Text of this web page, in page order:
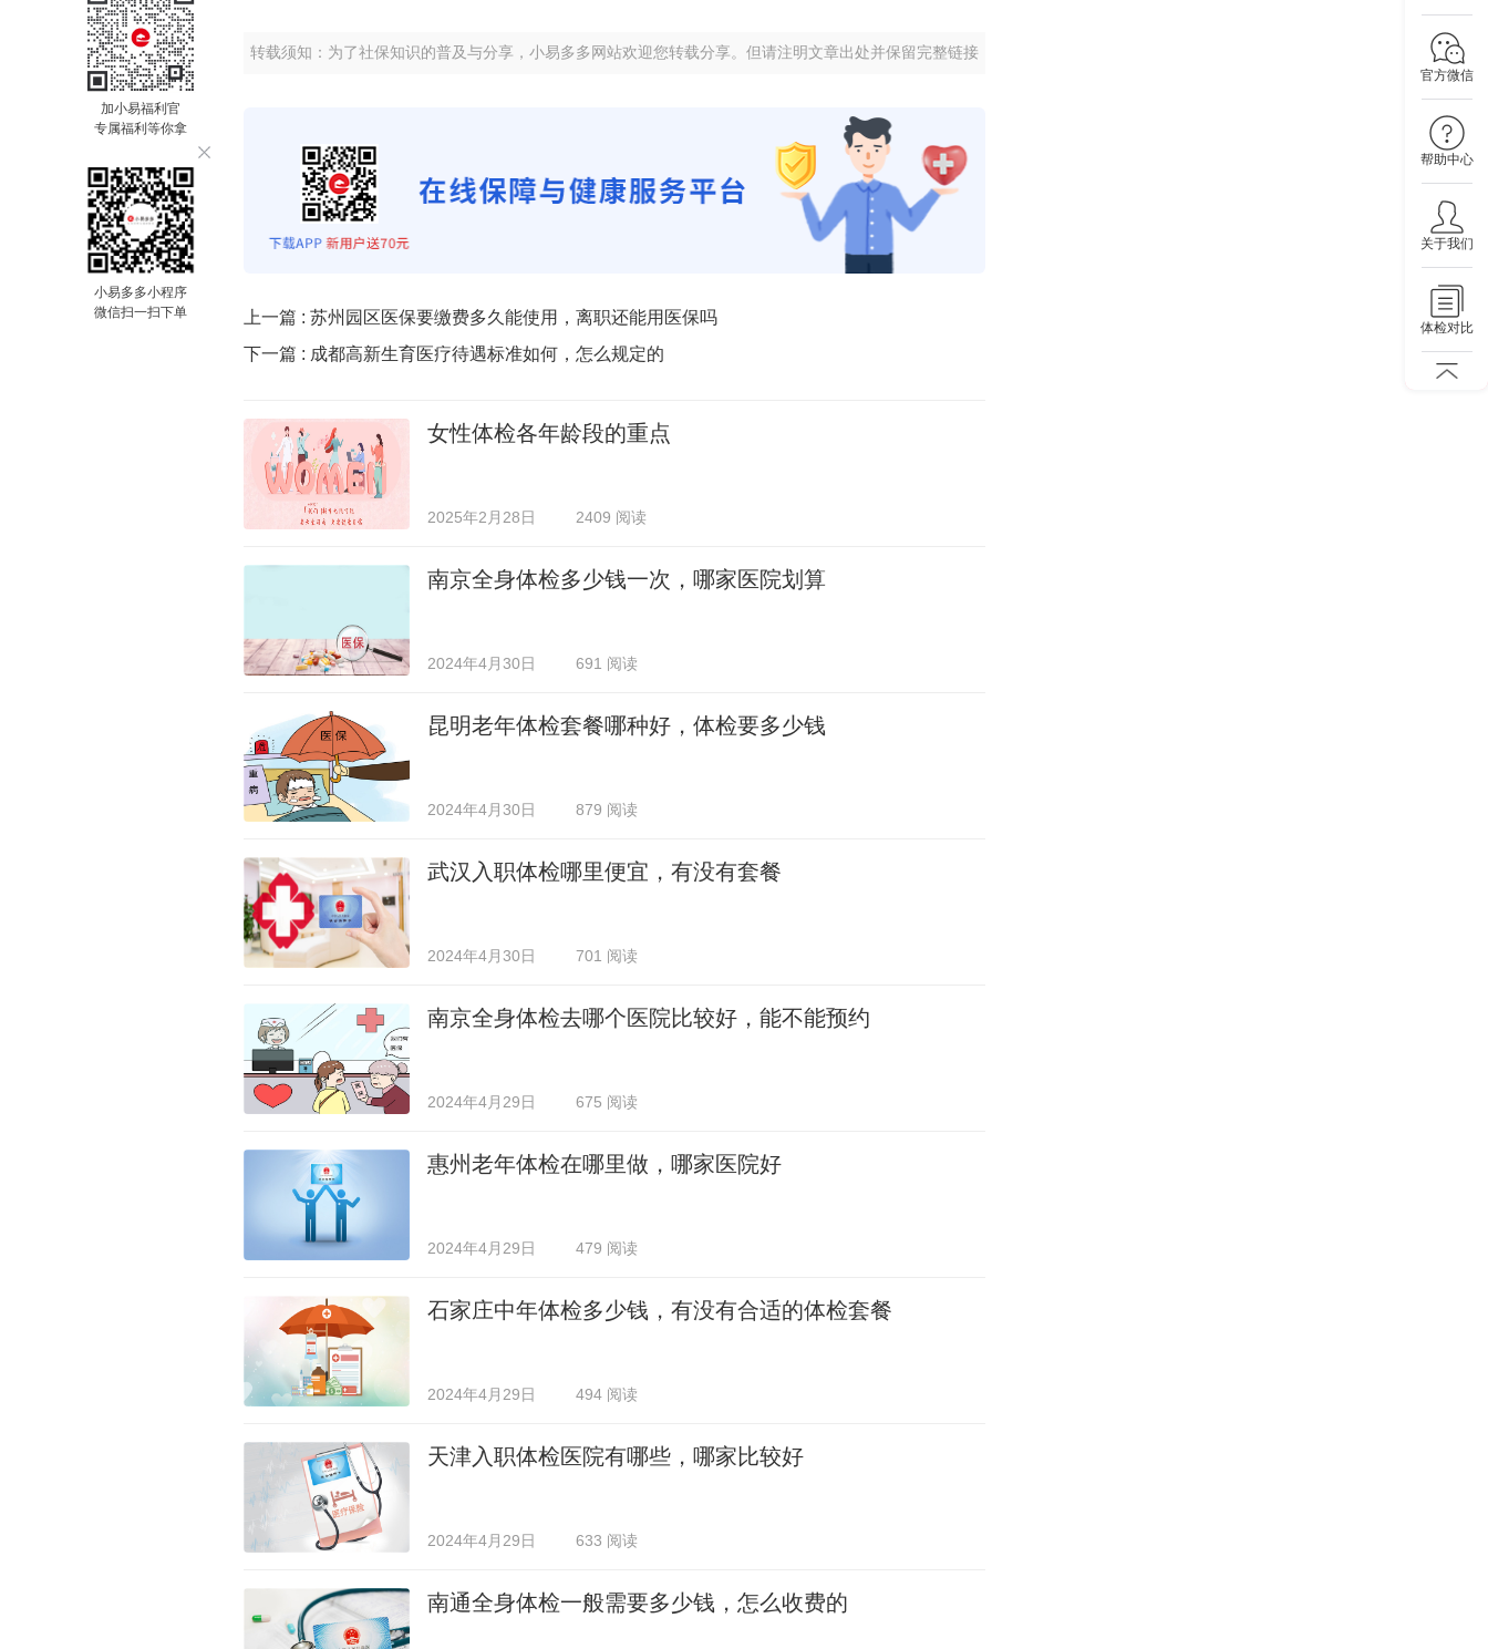
官方微信
帮助中心
关于我们
体检对比
加小易福利官
专属福利等你拿
小易多多小程序
微信扫一扫下单
转载须知：为了社保知识的普及与分享，小易多多网站欢迎您转载分享。但请注明文章出处并保留完整链接
上一篇 : 苏州园区医保要缴费多久能使用，离职还能用医保吗
下一篇 : 成都高新生育医疗待遇标准如何，怎么规定的
女性体检各年龄段的重点
2025年2月28日 2409 阅读
南京全身体检多少钱一次，哪家医院划算
2024年4月30日 691 阅读
昆明老年体检套餐哪种好，体检要多少钱
2024年4月30日 879 阅读
武汉入职体检哪里便宜，有没有套餐
2024年4月30日 701 阅读
南京全身体检去哪个医院比较好，能不能预约
2024年4月29日 675 阅读
惠州老年体检在哪里做，哪家医院好
2024年4月29日 479 阅读
石家庄中年体检多少钱，有没有合适的体检套餐
2024年4月29日 494 阅读
天津入职体检医院有哪些，哪家比较好
2024年4月29日 633 阅读
南通全身体检一般需要多少钱，怎么收费的